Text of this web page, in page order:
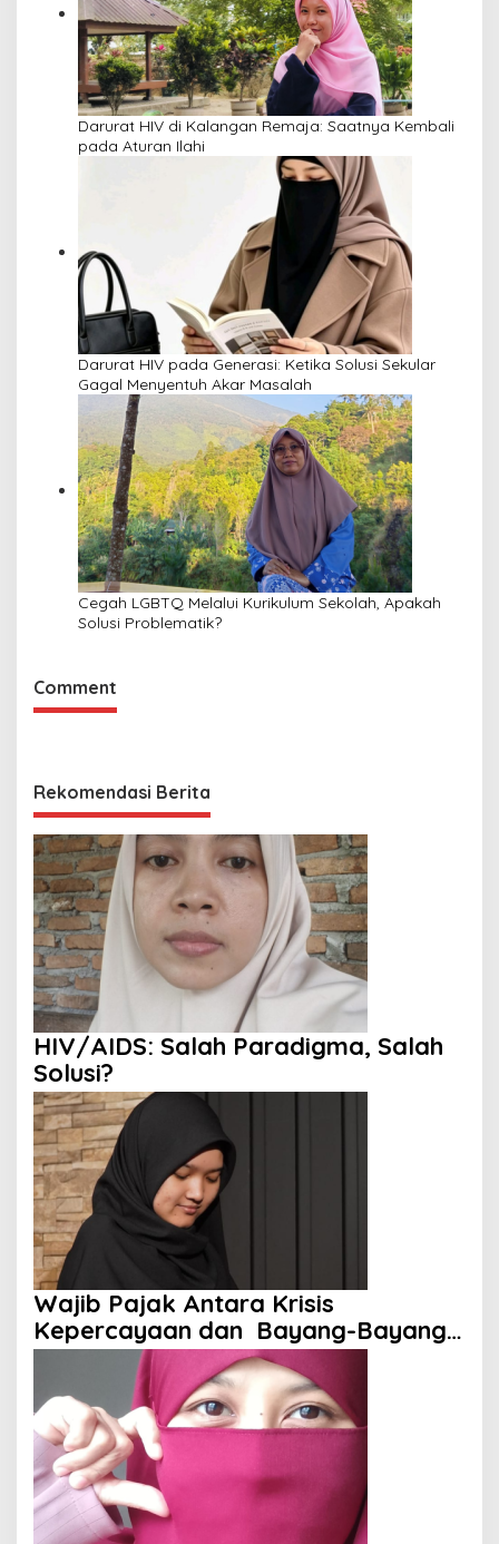
Darurat HIV di Kalangan Remaja: Saatnya Kembali
pada Aturan Ilahi
Darurat HIV pada Generasi: Ketika Solusi Sekular
Gagal Menyentuh Akar Masalah
Cegah LGBTQ Melalui Kurikulum Sekolah, Apakah
Solusi Problematik?
Comment
Rekomendasi Berita
HIV/AIDS: Salah Paradigma, Salah
Solusi?
Wajib Pajak Antara Krisis
Kepercayaan dan Bayang-Bayang
Aparat